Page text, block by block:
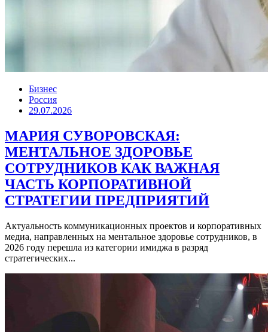
Бизнес
Россия
29.07.2026
МАРИЯ СУВОРОВСКАЯ:
МЕНТАЛЬНОЕ ЗДОРОВЬЕ
СОТРУДНИКОВ КАК ВАЖНАЯ
ЧАСТЬ КОРПОРАТИВНОЙ
СТРАТЕГИИ ПРЕДПРИЯТИЙ
Актуальность коммуникационных проектов и корпоративных
медиа, направленных на ментальное здоровье сотрудников, в
2026 году перешла из категории имиджа в разряд
стратегических...